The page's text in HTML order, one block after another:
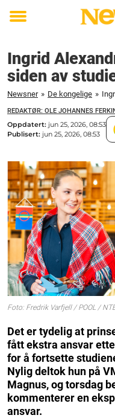
Toggle
Ingrid
siden av
Newsner » De kongelige »
REDAKTØR: OLE JOHANNES
Oppdatert: jun 25, 2026, 08:53
Publisert: jun 25, 2026, 08:53
Foto: Fredrik Varfjell / POOL /
Det er tydelig at
fått ekstra ansvar
for å fortsette
Nylig deltok hun på
Magnus, og torsdag
kommenterer en
ansvar.